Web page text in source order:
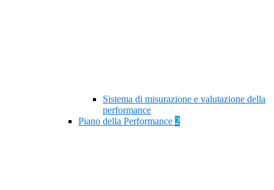
Sistema di misurazione e valutazione della
performance
Piano della Performance 2